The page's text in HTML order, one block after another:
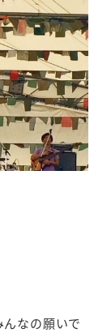
なの願いで